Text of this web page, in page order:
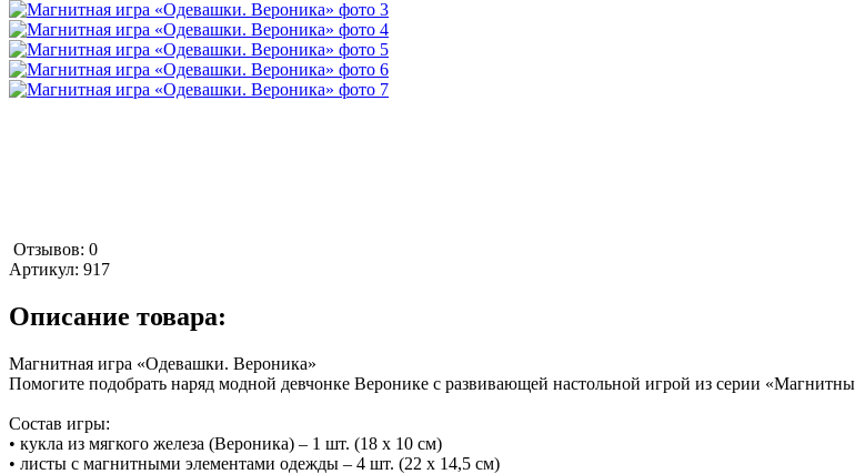
Отзывов: 0
Артикул: 917
Описание товара:
Магнитная игра «Одевашки. Вероника»
Помогите подобрать наряд модной девчонке Веронике с развивающей настольной игрой из серии
Состав игры:
• кукла из мягкого железа (Вероника) – 1 шт. (18 х 10 см)
• листы с магнитными элементами одежды – 4 шт. (22 х 14,5 см)